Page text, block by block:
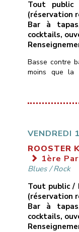
Tout
(réservation
Bar à
cocktails,
Basse contre
moins que la
boisée, une
Guillaume
VENDREDI
ROOSTER
1ère
Blues/Rock
Tout public /
(réservation
Bar à
cocktails,